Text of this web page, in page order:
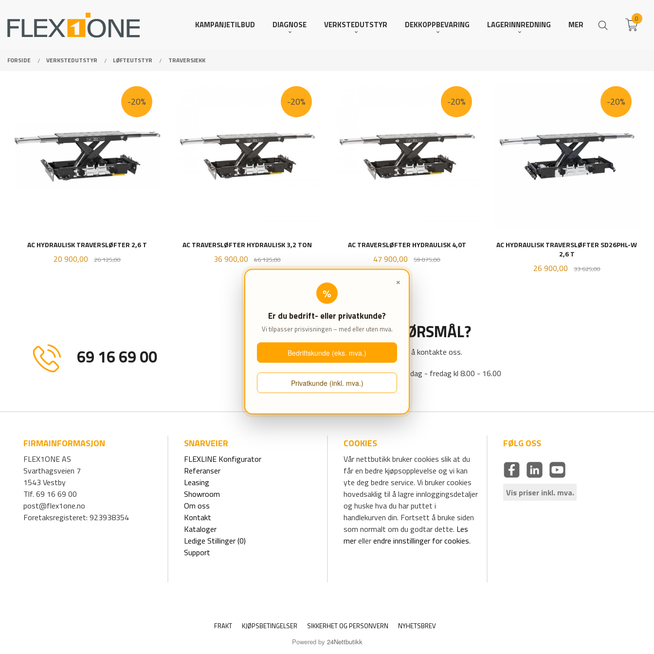
×
%
Er du bedrift- eller privatkunde?
Vi tilpasser prisvisningen – med eller uten mva.
Bedriftskunde (eks. mva.)
Privatkunde (inkl. mva.)
innholdet
KAMPANJETILBUD DIAGNOSE VERKSTEDUTSTYR DEKKOPPBEVARING LAGERINNREDNING MER
0
FORSIDE VERKSTEDUTSTYR LØFTEUTSTYR TRAVERSJEKK
AC HYDRAULISK TRAVERSLØFTER 2,6 T
Tilbud
20 900,00 26 125,00Rabatt
-20%
AC TRAVERSLØFTER HYDRAULISK 3,2 TON
Tilbud
36 900,00 46 125,00Rabatt
-20%
AC TRAVERSLØFTER HYDRAULISK 4,0T
Tilbud
47 900,00 59 875,00Rabatt
-20%
AC HYDRAULISK TRAVERSLØFTER SD26PHL-W
2,6 T
Tilbud
26 900,00 33 625,00Rabatt
-20%
69 16 69 00
HAR DU SPØRSMÅL?
Da er du velkommen til å kontakte oss.
Kontoret er åpent mandag - fredag kl 8.00 - 16.00
FIRMAINFORMASJON
FLEX1ONE AS
Svarthagsveien 7
1543 Vestby
Tlf. 69 16 69 00
post@flex1one.no
Foretaksregisteret: 923938354
SNARVEIER
FLEXLINE Konfigurator
Referanser
Leasing
Showroom
Om oss
Kontakt
Kataloger
Ledige Stillinger (0)
Support
COOKIES
Vår nettbutikk bruker cookies slik at du
får en bedre kjøpsopplevelse og vi kan
yte deg bedre service. Vi bruker cookies
hovedsaklig til å lagre innloggingsdetaljer
og huske hva du har puttet i
handlekurven din. Fortsett å bruke siden
som normalt om du godtar dette. Les
merellerendre innstillinger for cookies.
FØLG OSS
Vis priser inkl. mva.
FRAKT KJØPSBETINGELSER SIKKERHET OG PERSONVERN NYHETSBREV
Powered by 24Nettbutikk